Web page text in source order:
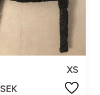
XS